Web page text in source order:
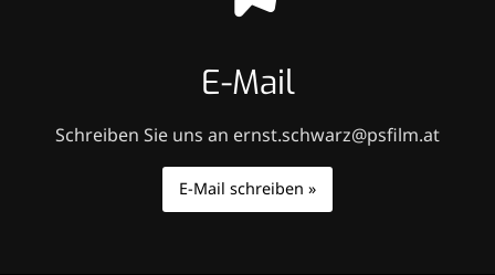
E-Mail
Schreiben Sie uns an ernst.schwarz@psfilm.at
E-Mail schreiben »